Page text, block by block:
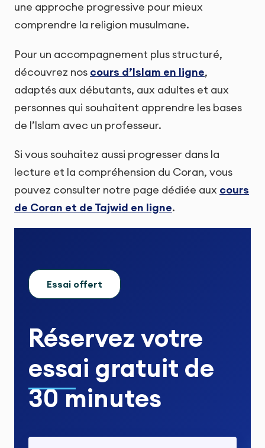
une approche progressive pour mieux
comprendre la religion musulmane.
Pour un accompagnement plus structuré,
découvrez nos cours d’Islam en ligne,
adaptés aux débutants, aux adultes et aux
personnes qui souhaitent apprendre les bases
de l’Islam avec un professeur.
Si vous souhaitez aussi progresser dans la
lecture et la compréhension du Coran, vous
pouvez consulter notre page dédiée aux cours
de Coran et de Tajwid en ligne.
Essai offert
Réservez votre
essai gratuit de
30 minutes